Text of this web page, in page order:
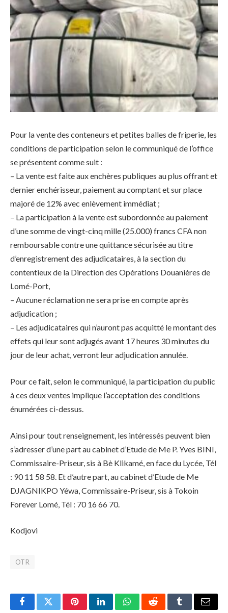
Pour la vente des conteneurs et petites balles de friperie, les
conditions de participation selon le communiqué de l’office
se présentent comme suit :
– La vente est faite aux enchères publiques au plus offrant et
dernier enchérisseur, paiement au comptant et sur place
majoré de 12% avec enlèvement immédiat ;
– La participation à la vente est subordonnée au paiement
d’une somme de vingt-cinq mille (25.000) francs CFA non
remboursable contre une quittance sécurisée au titre
d’enregistrement des adjudicataires, à la section du
contentieux de la Direction des Opérations Douanières de
Lomé-Port,
– Aucune réclamation ne sera prise en compte après
adjudication ;
– Les adjudicataires qui n’auront pas acquitté le montant des
effets qui leur sont adjugés avant 17 heures 30 minutes du
jour de leur achat, verront leur adjudication annulée.
Pour ce fait, selon le communiqué, la participation du public
à ces deux ventes implique l’acceptation des conditions
énumérées ci-dessus.
Ainsi pour tout renseignement, les intéressés peuvent bien
s’adresser d’une part au cabinet d’Etude de Me P. Yves BINI,
Commissaire-Priseur, sis à Bè Klikamé, en face du Lycée, Tél
: 90 11 58 58. Et d’autre part, au cabinet d’Etude de Me
DJAGNIKPO Yéwa, Commissaire-Priseur, sis à Tokoin
Forever Lomé, Tél : 70 16 66 70.
Kodjovi
OTR
FacebookTwitterPinterestLinkedInWhatsAppRedditTumblrEmail